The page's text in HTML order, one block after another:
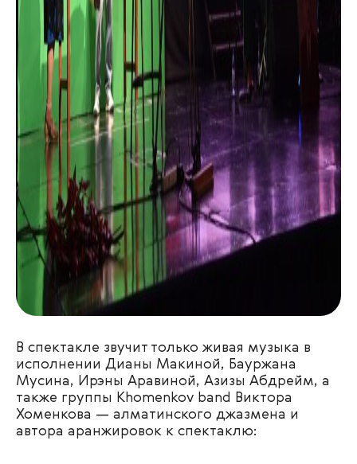
В спектакле звучит только живая музыка в
исполнении Дианы Макиной, Бауржана
Мусина, Ирэны Аравиной, Азизы Абдрейм, а
также группы Khomenkov band Виктора
Хоменкова — алматинского джазмена и
автора аранжировок к спектаклю: